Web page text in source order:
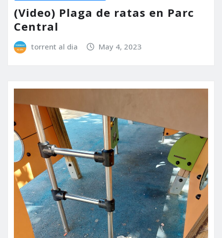
(Video) Plaga de ratas en Parc
Central
torrent al dia May 4, 2023